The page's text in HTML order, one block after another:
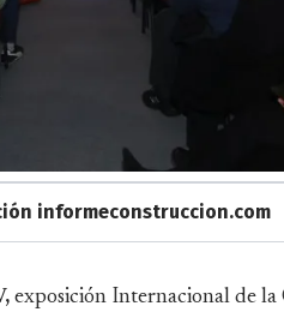
informeconstruccion.com
exposición Internacional de la